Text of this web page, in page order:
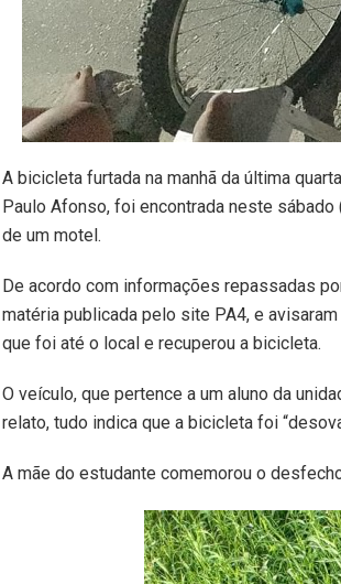
A bicicleta furtada na manhã da última
Paulo Afonso, foi encontrada neste
de um motel.
De acordo com informações repassadas
matéria publicada pelo site PA4, e
que foi até o local e recuperou a bicicleta.
O veículo, que pertence a um aluno da
relato, tudo indica que a bicicleta foi
A mãe do estudante comemorou o